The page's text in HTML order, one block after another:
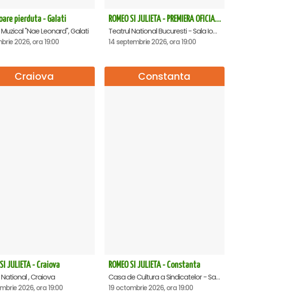
pierduta - Galati
"Nae Leonard", Galati
2026, ora 19:00
ROMEO SI JULIETA - PREMIERA OFICIALA - Bucuresti
Teatrul National Bucuresti - Sala Ion Caramitru, Bucuresti
14 septembrie 2026, ora 19:00
Craiova
SI JULIETA - Craiova
, Craiova
2026, ora 19:00
Constanta
ROMEO SI JULIETA - Constanta
Casa de Cultura a Sindicatelor - Sala Mare, Constanta
19 octombrie 2026, ora 19:00